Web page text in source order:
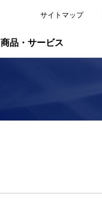
サイトマップ
商品・サービス